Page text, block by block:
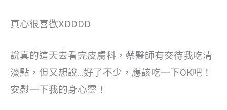
真心很喜歡XDDDD
說真的這天去看完皮膚科，蔡醫師有交待我吃清
淡點，但又想說…好了不少，應該吃一下OK吧！
安慰一下我的身心靈！